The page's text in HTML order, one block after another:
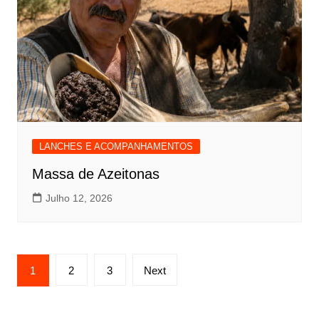
LANCHES E ACOMPANHAMENTOS
Massa de Azeitonas
Julho 12, 2026
Paginação
dos
1 2 3 Next